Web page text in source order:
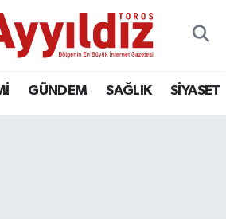
GÜNDEM SAĞLIK SİYASET